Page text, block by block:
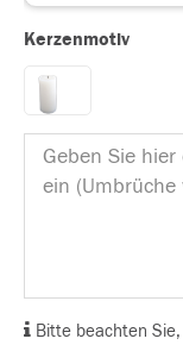
Kerzenmotiv
Bitte beachten